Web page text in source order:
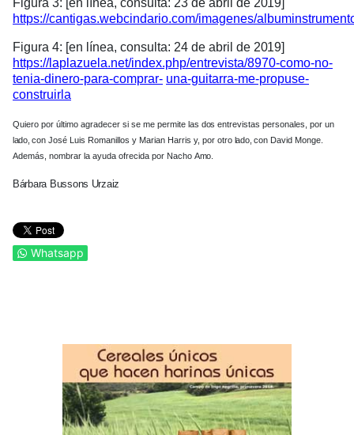
Figura 3: [en línea, consulta: 23 de abril de 2019]
https://cantigas.webcindario.com/imagenes/
Figura 4: [en línea, consulta: 24 de abril de 2019]
https://laplazuela.net/index.php/entrevista/8970-como-no-
tenia-dinero-para-comprar- una-guitarra-me-propuse-
construirla
Quiero por último agradecer si se me permite las dos entrevistas personales, por un
lado,con José Luis Romanillos y Marian Harrisy, por otro lado,con David Monge.
Además, nombrar la ayuda ofrecida por Nacho Amo.
Bárbara Bussons Urzaiz
Whatsapp